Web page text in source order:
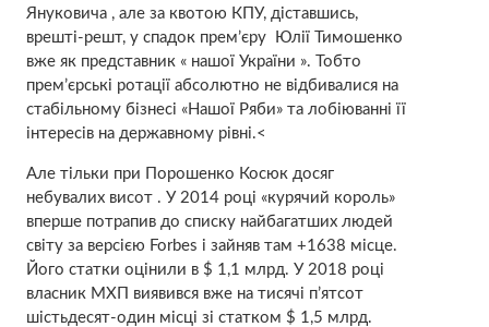
Януковича , але за квотою КПУ, діставшись,
врешті-решт, у спадок прем’єру Юлії Тимошенко
вже як представник « нашої України ». Тобто
прем’єрські ротації абсолютно не відбивалися на
стабільному бізнесі «Нашої Ряби» та лобіюванні її
інтересів на державному рівні.<
Але тільки при Порошенко Косюк досяг
небувалих висот . У 2014 році «курячий король»
вперше потрапив до списку найбагатших людей
світу за версією Forbes і зайняв там +1638 місце.
Його статки оцінили в $ 1,1 млрд. У 2018 році
власник МХП виявився вже на тисячі п’ятсот
шістьдесят-один місці зі статком $ 1,5 млрд.